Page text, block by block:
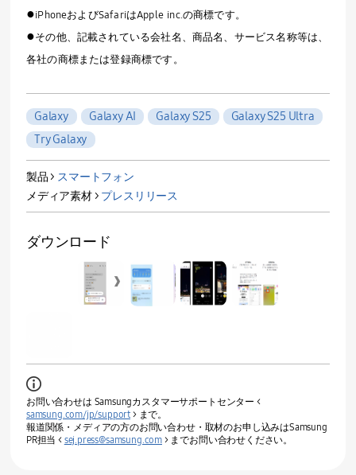
●iPhoneおよびSafariはApple inc.の商標です。
●その他、記載されている会社名、商品名、サービス名称等は、
各社の商標または登録商標です。
Galaxy Galaxy AI Galaxy S25
Galaxy S25 Ultra
Try Galaxy
製品 > スマートフォン
メディア素材 > プレスリリース
ダウンロード
お問い合わせは Samsungカスタマーサポートセンター <
samsung.com/jp/support > まで。
報道関係・メディアの方のお問い合わせ・取材のお申し込みはSamsung
PR担当 < sej.press@samsung.com> までお問い合わせください。